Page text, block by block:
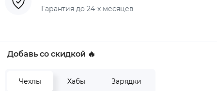
Гарантия до 24-х месяцев
Добавь со скидкой 🔥
Чехлы Хабы Зарядки